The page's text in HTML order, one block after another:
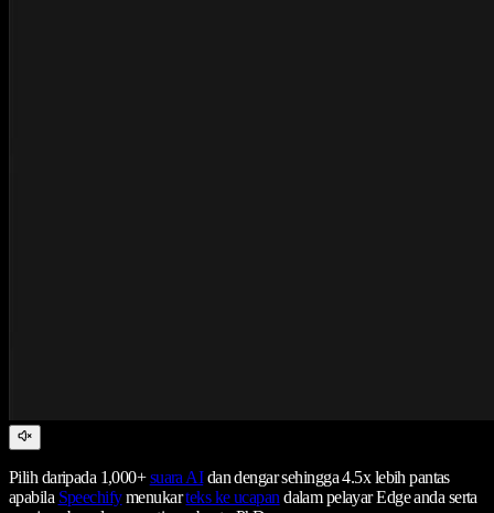
Pilih daripada 1,000+suara AIdan dengar sehingga 4.5x lebih pantas
apabila Speechifymenukarteks ke ucapan dalam pelayar Edge anda serta